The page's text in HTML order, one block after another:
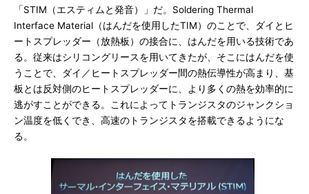
「STIM（エスティムと発音）」だ。Soldering Thermal
Interface Material（はんだを使用したTIM）のことで、ダイとヒ
ートスプレッダー（放熱板）の接合に、はんだを用いる技術であ
る。従来はシリコングリースを用いてきたが、そこにはんだを使
うことで、ダイ／ヒートスプレッダー間の熱伝導性が高まり、基
板とは反対側のヒートスプレッダーに、より多くの熱を効率的に
逃がすことができる。これによってトランジスタのジャンクショ
ン温度を低くでき、高速のトランジスタを搭載できるようにな
る。